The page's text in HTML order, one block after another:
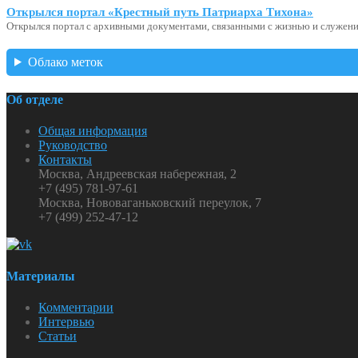
Открылся портал «Крестный путь Патриарха Тихона»
Открылся портал с архивными документами, связанными с жизнью и
Облако меток
Об отделе
Общая информация
Руководство
Контакты
Москва, Андреевская набережная, 2
+7 (495) 781-97-61
Москва, Нововаганьковский переулок, 7
+7 (499) 252-47-12
Материалы
Комментарии
Интервью
Статьи